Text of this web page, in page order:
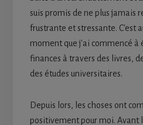
suis promis de ne plus jamais
frustrante et stressante. C'est
moment que j'ai commencé à
finances à travers des livres,
des études universitaires.
Depuis lors, les choses ont
positivement pour moi. Avant